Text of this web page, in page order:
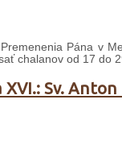
Pána v
chalanov od 17 do
Sv.